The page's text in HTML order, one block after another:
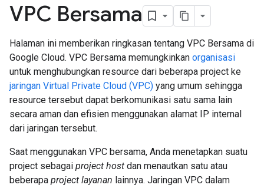
VPC Bersama
Halaman ini memberikan ringkasan tentang VPC Bersama di
Google Cloud. VPC Bersama memungkinkan organisasi
untuk menghubungkan resource dari beberapa project ke
jaringan Virtual Private Cloud (VPC) yang umum sehingga
resource tersebut dapat berkomunikasi satu sama lain
secara aman dan efisien menggunakan alamat IP internal
dari jaringan tersebut.
Saat menggunakan VPC bersama, Anda menetapkan suatu
project sebagai project host dan menautkan satu atau
beberapa project layanan lainnya. Jaringan VPC dalam